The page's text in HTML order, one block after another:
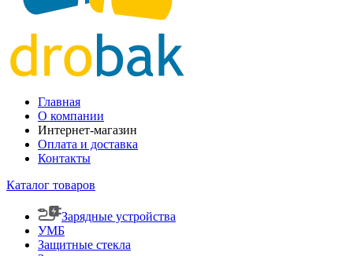
Главная
О компании
Интернет-магазин
Оплата и доставка
Контакты
Каталог товаров
Зарядные устройства
УМБ
Защитные стекла